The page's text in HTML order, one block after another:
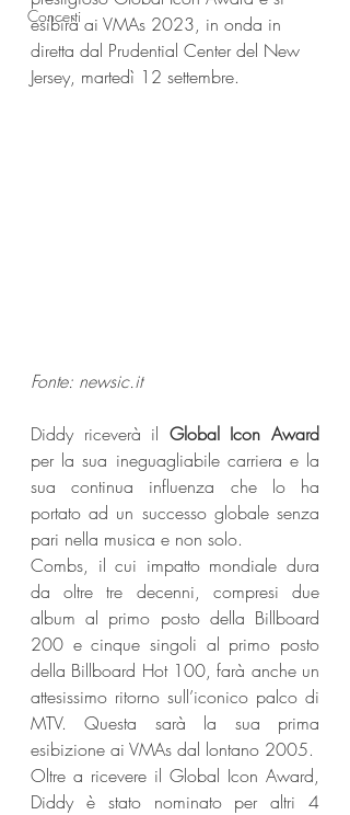
Concerti
esibirà ai VMAs 2023, in onda in
diretta dal Prudential Center del New
Jersey, martedì 12 settembre.
Fonte: newsic.it
Diddy riceverà il Global Icon Award
per la sua ineguagliabile carriera e la
sua continua influenza che lo ha
portato ad un successo globale senza
pari nella musica e non solo.
Combs, il cui impatto mondiale dura
da oltre tre decenni, compresi due
album al primo posto della Billboard
200 e cinque singoli al primo posto
della Billboard Hot 100, farà anche un
attesissimo ritorno sull’iconico palco di
MTV. Questa sarà la sua prima
esibizione ai VMAs dal lontano 2005.
Oltre a ricevere il Global Icon Award,
Diddy è stato nominato per altri 4